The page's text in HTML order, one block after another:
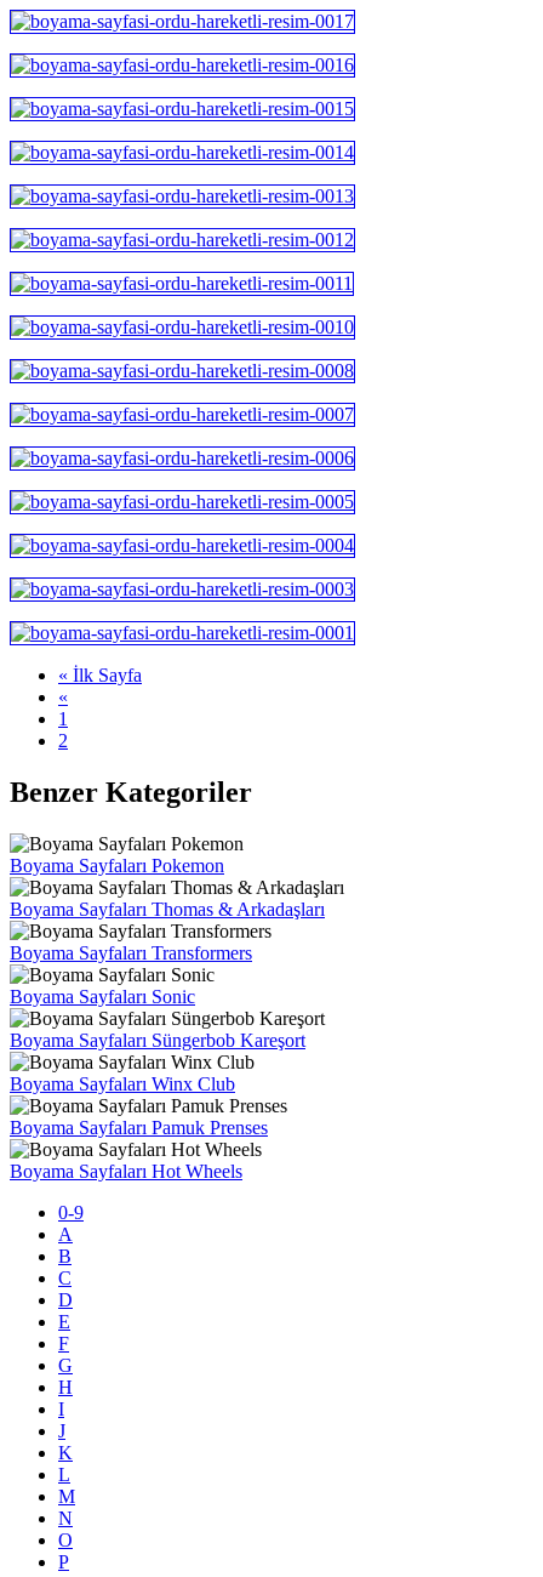
« İlk Sayfa
«
1
2
Benzer Kategoriler
Boyama Sayfaları Pokemon
Boyama Sayfaları Thomas & Arkadaşları
Boyama Sayfaları Transformers
Boyama Sayfaları Sonic
Boyama Sayfaları Süngerbob Kareşort
Boyama Sayfaları Winx Club
Boyama Sayfaları Pamuk Prenses
Boyama Sayfaları Hot Wheels
0-9
A
B
C
D
E
F
G
H
I
J
K
L
M
N
O
P